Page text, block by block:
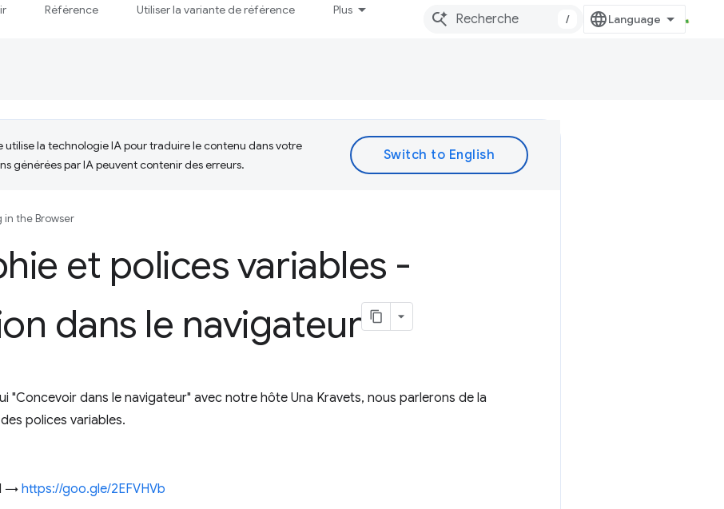
Référence Utiliser la variante de référence Plus
/
utilise la technologie IA pour traduire le contenu dans votre
générées par IA peuvent contenir des erreurs.
in the Browser
et polices variables -
dans le navigateur
"Concevoir dans le navigateur" avec notre hôte Una Kravets, nous parlerons de la
polices variables.
→https://goo.gle/2EFVHVb